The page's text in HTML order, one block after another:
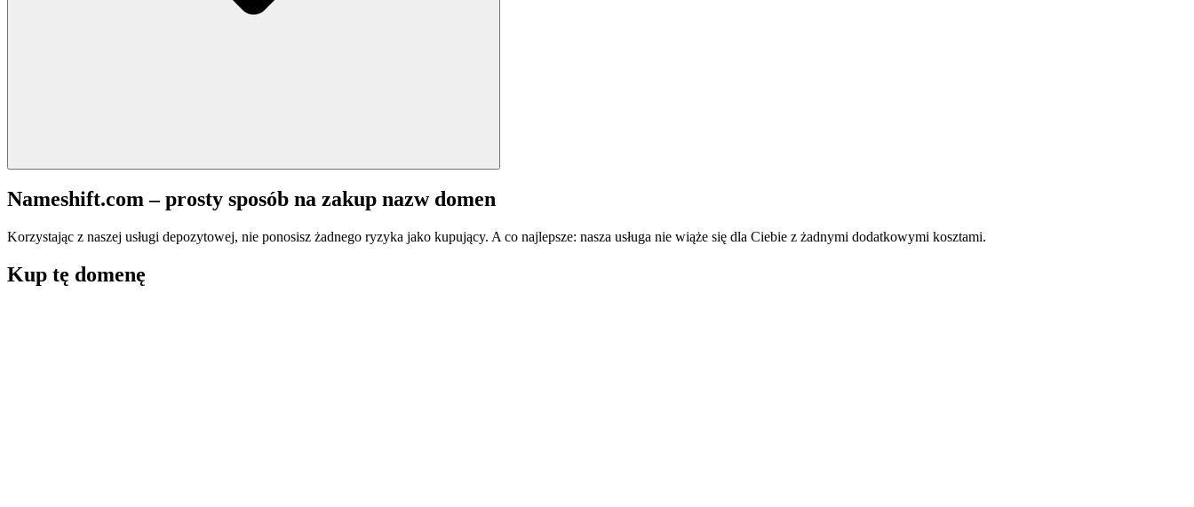
Nameshift.com – prosty sposób na zakup nazw domen
Korzystając z naszej usługi depozytowej, nie ponosisz żadnego ryzyka jako kupujący. A co najlepsze: nasza usługa nie wiąże się dla Ciebie z żadnymi dodatkowymi kosztami.
Kup tę domenę